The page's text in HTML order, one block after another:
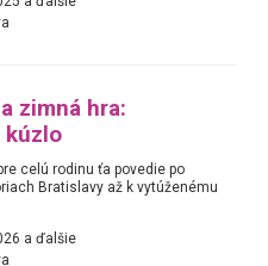
zimná hra:
kúzlo
celú rodinu ťa povedie po
Bratislavy až k vytúženému
a ďalšie